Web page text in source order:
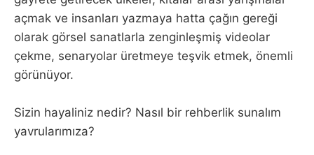
açmak ve insanları yazmaya hatta çağın gereği
olarak görsel sanatlarla zenginleşmiş videolar
çekme, senaryolar üretmeye teşvik etmek, önemli
görünüyor.
Sizin hayaliniz nedir? Nasıl bir rehberlik sunalım
yavrularımıza?